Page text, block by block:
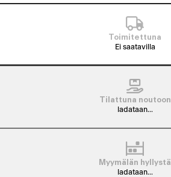
Toimitettuna
Ei saatavilla
Tilattuna noutoon
ladataan...
Myymälän hyllystä
ladataan...